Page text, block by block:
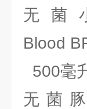
无菌
Blood
500毫
无菌豚